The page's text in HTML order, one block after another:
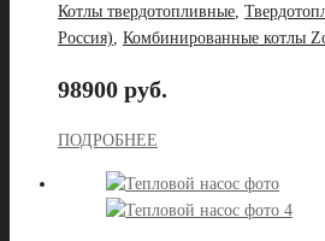
Котлы твердотопливные
Россия) Комбинированные котлы
98900 руб.
ПОДРОБНЕЕ